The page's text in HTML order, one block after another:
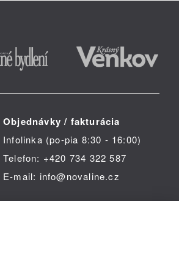
Objednávky / fakturácia
Infolinka (po-pia 8:30 - 16:00)
Telefon: +420 734 322 587
E-mail: info@novaline.cz